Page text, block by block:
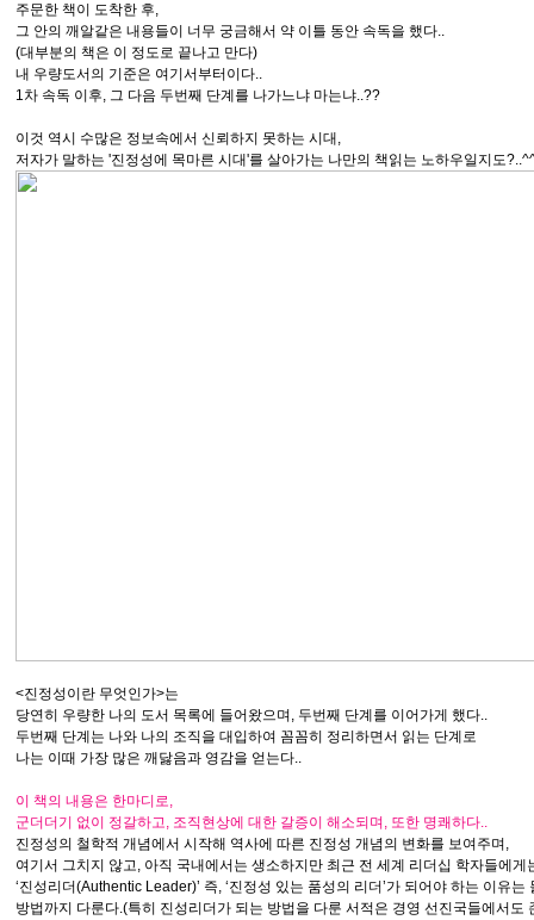
주문한 책이 도착한 후,
그 안의 깨알같은 내용들이 너무 궁금해서 약 이틀 동안 속독을 했다..
(대부분의 책은 이 정도로 끝나고 만다)
내 우량도서의 기준은 여기서부터이다..
1차 속독 이후, 그 다음 두번째 단계를 나가느냐 마는냐..??
이것 역시 수많은 정보속에서 신뢰하지 못하는 시대,
저자가 말하는 '진정성에 목마른 시대'를 살아가는 나만의 책읽는 노하우일지도
<진정성이란 무엇인가>는
당연히 우량한 나의 도서 목록에 들어왔으며, 두번째 단계를 이어가게 했다..
두번째 단계는 나와 나의 조직을 대입하여 꼼꼼히 정리하면서 읽는 단계로
나는 이때 가장 많은 깨닳음과 영감을 얻는다..
이 책의 내용은 한마디로,
군더더기 없이 정갈하고, 조직현상에 대한 갈증이 해소되며, 또한 명쾌하다..
진정성의 철학적 개념에서 시작해 역사에 따른 진정성 개념의 변화를 보여주며,
여기서 그치지 않고, 아직 국내에서는 생소하지만 최근 전 세계 리더십 학자들에
‘진성리더(Authentic Leader)’ 즉, ‘진정성 있는 품성의 리더’가 되어야 하는 이유
방법까지 다룬다.(특히 진성리더가 되는 방법을 다룬 서적은 경영 선진국들에서도